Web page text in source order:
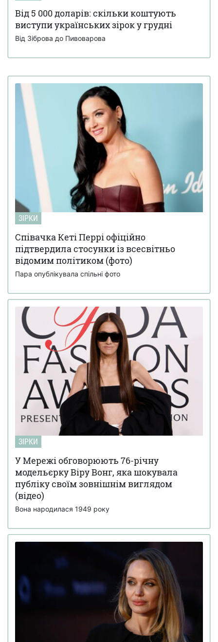
Від 5 000 доларів: скільки коштують
виступи українських зірок у грудні
Від Зіброва до Пивоварова
ЗІРКИ
Співачка Кеті Перрі офіційно
підтвердила стосунки із всесвітньо
відомим політиком (фото)
Пара опублікувала спільні фото
ЗІРКИ
У Мережі обговорюють 76-річну
модельєрку Віру Вонг, яка шокувала
публіку своїм зовнішнім виглядом
(відео)
Вона народилася 1949 року